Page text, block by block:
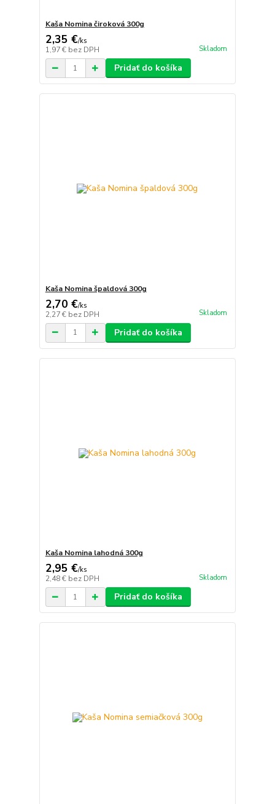
Kaša Nomina čiroková 300g
2,35 €/ks
1,97 € bez DPH Skladom
Pridať do košíka
Kaša Nomina špaldová 300g
2,70 €/ks
2,27 € bez DPH Skladom
Pridať do košíka
Kaša Nomina lahodná 300g
2,95 €/ks
2,48 € bez DPH Skladom
Pridať do košíka